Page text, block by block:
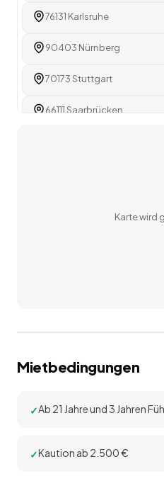
76131 Karlsruhe
90403 Nürnberg
70173 Stuttgart
66111 Saarbrücken
Karte wird
Mietbedingungen
Ab 21 Jahre und 3 Jahren
Kaution ab 2.500 €